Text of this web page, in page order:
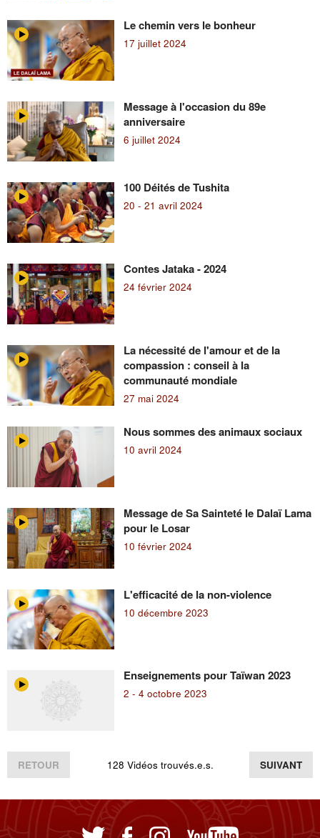
Le chemin vers le bonheur
17 juillet 2024
Message à l'occasion du 89e
anniversaire
6 juillet 2024
100 Déités de Tushita
20 - 21 avril 2024
Contes Jataka - 2024
24 février 2024
La nécessité de l'amour et de la
compassion : conseil à la
communauté mondiale
27 mai 2024
Nous sommes des animaux sociaux
10 avril 2024
Message de Sa Sainteté le Dalaï Lama
pour le Losar
10 février 2024
L'efficacité de la non-violence
10 décembre 2023
Enseignements pour Taïwan 2023
2 - 4 octobre 2023
RETOUR 128 Vidéos trouvés.e.s. SUIVANT